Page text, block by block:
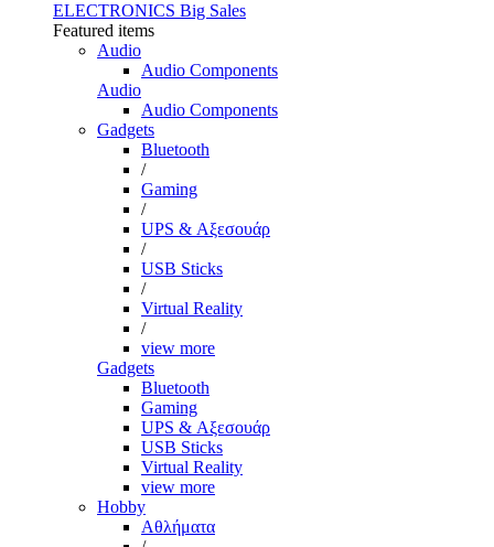
ELECTRONICS Big Sales
Featured items
Audio
Audio Components
Audio
Audio Components
Gadgets
Bluetooth
/
Gaming
/
UPS & Αξεσουάρ
/
USB Sticks
/
Virtual Reality
/
view more
Gadgets
Bluetooth
Gaming
UPS & Αξεσουάρ
USB Sticks
Virtual Reality
view more
Hobby
Αθλήματα